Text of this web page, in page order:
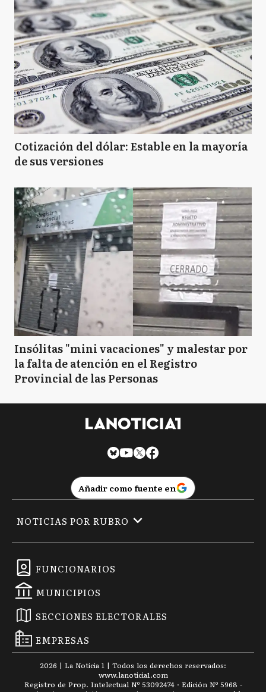
Cotización del dólar: Estable en la mayoría
de sus versiones
Insólitas "mini vacaciones" y malestar por
la falta de atención en el Registro
Provincial de las Personas
Añadir como fuente en
FUNCIONARIOS
MUNICIPIOS
SECCIONES ELECTORALES
EMPRESAS
NOTICIAS POR RUBRO
2026 | La Noticia 1 | Todos los derechos reservados:
www.lanoticia1.com
Registro de Prop. Intelectual Nº 53092474 · Edición Nº 5968 -